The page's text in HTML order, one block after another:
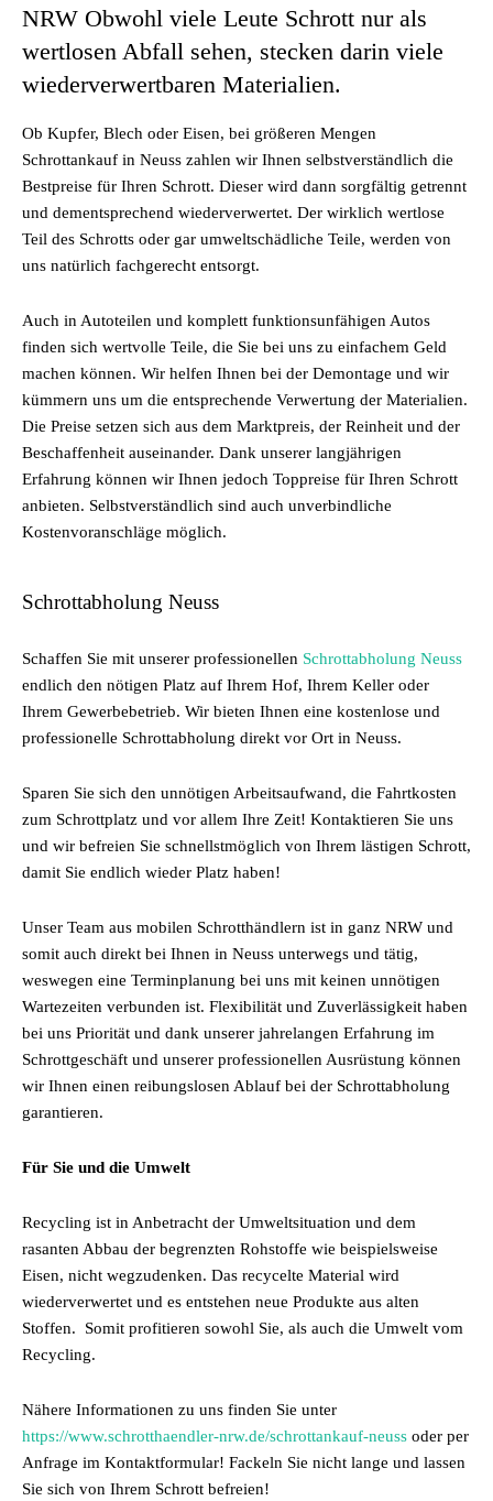
NRW Obwohl viele Leute Schrott nur als
wertlosen Abfall sehen, stecken darin viele
wiederverwertbaren Materialien.
Ob Kupfer, Blech oder Eisen, bei größeren Mengen
Schrottankauf in Neuss zahlen wir Ihnen selbstverständlich die
Bestpreise für Ihren Schrott. Dieser wird dann sorgfältig getrennt
und dementsprechend wiederverwertet. Der wirklich wertlose
Teil des Schrotts oder gar umweltschädliche Teile, werden von
uns natürlich fachgerecht entsorgt.
Auch in Autoteilen und komplett funktionsunfähigen Autos
finden sich wertvolle Teile, die Sie bei uns zu einfachem Geld
machen können. Wir helfen Ihnen bei der Demontage und wir
kümmern uns um die entsprechende Verwertung der Materialien.
Die Preise setzen sich aus dem Marktpreis, der Reinheit und der
Beschaffenheit auseinander. Dank unserer langjährigen
Erfahrung können wir Ihnen jedoch Toppreise für Ihren Schrott
anbieten. Selbstverständlich sind auch unverbindliche
Kostenvoranschläge möglich.
Schrottabholung Neuss
Schaffen Sie mit unserer professionellen Schrottabholung Neuss
endlich den nötigen Platz auf Ihrem Hof, Ihrem Keller oder
Ihrem Gewerbebetrieb. Wir bieten Ihnen eine kostenlose und
professionelle Schrottabholung direkt vor Ort in Neuss.
Sparen Sie sich den unnötigen Arbeitsaufwand, die Fahrtkosten
zum Schrottplatz und vor allem Ihre Zeit! Kontaktieren Sie uns
und wir befreien Sie schnellstmöglich von Ihrem lästigen Schrott,
damit Sie endlich wieder Platz haben!
Unser Team aus mobilen Schrotthändlern ist in ganz NRW und
somit auch direkt bei Ihnen in Neuss unterwegs und tätig,
weswegen eine Terminplanung bei uns mit keinen unnötigen
Wartezeiten verbunden ist. Flexibilität und Zuverlässigkeit haben
bei uns Priorität und dank unserer jahrelangen Erfahrung im
Schrottgeschäft und unserer professionellen Ausrüstung können
wir Ihnen einen reibungslosen Ablauf bei der Schrottabholung
garantieren.
Für Sie und die Umwelt
Recycling ist in Anbetracht der Umweltsituation und dem
rasanten Abbau der begrenzten Rohstoffe wie beispielsweise
Eisen, nicht wegzudenken. Das recycelte Material wird
wiederverwertet und es entstehen neue Produkte aus alten
Stoffen. Somit profitieren sowohl Sie, als auch die Umwelt vom
Recycling.
Nähere Informationen zu uns finden Sie unter
https://www.schrotthaendler-nrw.de/schrottankauf-neuss oder per
Anfrage im Kontaktformular! Fackeln Sie nicht lange und lassen
Sie sich von Ihrem Schrott befreien!